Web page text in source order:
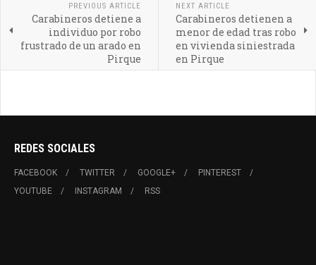
PREVIOUS ARTICLE
Carabineros detiene a
individuo por robo
frustrado de un arado en
Pirque
NEXT ARTICLE
Carabineros detienen a
menor de edad tras robo
en vivienda siniestrada
en Pirque
REDES SOCIALES
FACEBOOK TWITTER GOOGLE+
PINTEREST
YOUTUBE
INSTAGRAM RSS